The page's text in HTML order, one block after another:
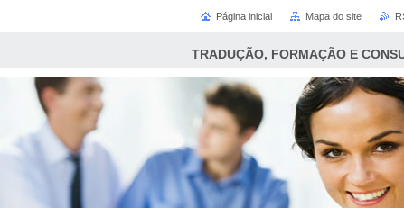
TRADUÇÃO, FORMAÇÃO E
Página inicial Mapa do site